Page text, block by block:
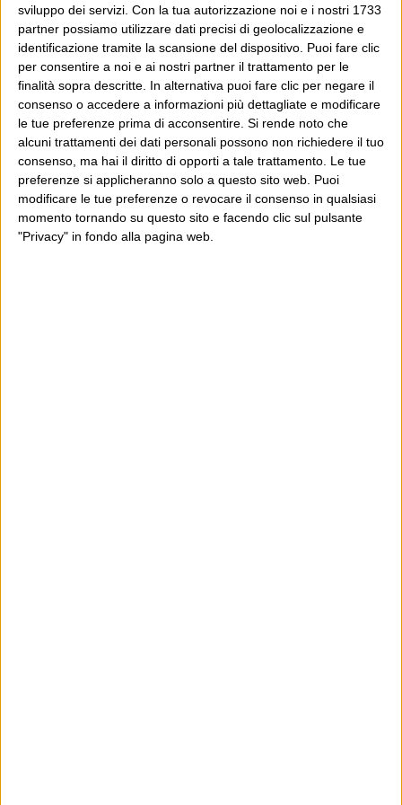
sviluppo dei servizi. Con la tua autorizzazione noi e i nostri 1733
partner possiamo utilizzare dati precisi di geolocalizzazione e
identificazione tramite la scansione del dispositivo. Puoi fare clic
per consentire a noi e ai nostri partner il trattamento per le
finalità sopra descritte. In alternativa puoi fare clic per negare il
consenso o accedere a informazioni più dettagliate e modificare
le tue preferenze prima di acconsentire. Si rende noto che
alcuni trattamenti dei dati personali possono non richiedere il tuo
consenso, ma hai il diritto di opporti a tale trattamento. Le tue
preferenze si applicheranno solo a questo sito web. Puoi
modificare le tue preferenze o revocare il consenso in qualsiasi
momento tornando su questo sito e facendo clic sul pulsante
"Privacy" in fondo alla pagina web.
siamo invece che quello che potremmo essere: i nostri
egoismi, i nostri razzismi, le nostre frustrazioni, le nostre
mediocrità, i nostri bisogni di nemici, di capri espiatori,
di sentirci vittime e incolpevoli dei nostri destini. Nei
momenti peggiori aumentandole, tutte queste cose.
Perché sto dicendo tutto questo?, cosa ne facciamo?
Perché sono sterili i discorsi sul “recuperare l’elettorato
di sinistra” passato ad altri partiti, visto che non c’è
l’elettorato di sinistra (quello di sinistradavveroè